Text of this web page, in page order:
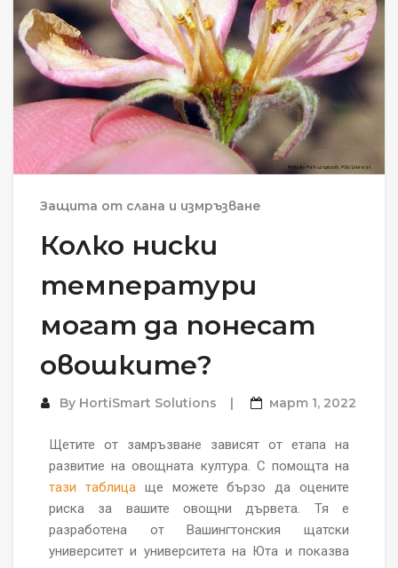
Защита от слана и измръзване
Колко ниски
температури
могат да понесат
овошките?
By HortiSmart Solutions март 1, 2022
Щетите от замръзване зависят от етапа на
развитие на овощната култура. С помощта на
тази таблицаще можете бързо да оцените
риска за вашите овощни дървета. Тя е
разработена от Вашингтонския щатски
университет и университета на Юта и показва